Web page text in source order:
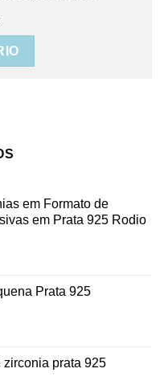
em Formato de
em Prata 925 Rodio
Prata 925
prata 925